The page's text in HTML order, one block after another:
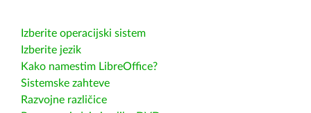
Izberite operacijski sistem
Izberite jezik
Kako namestim LibreOffice?
Sistemske zahteve
Razvojne različice